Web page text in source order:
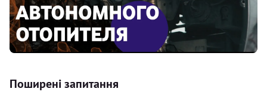
Поширені запитання